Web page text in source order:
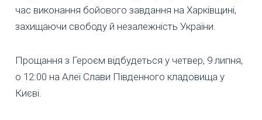
час виконання бойового завдання на Харківщині,
захищаючи свободу й незалежність України.
Прощання з Героєм відбудеться у четвер, 9 липня,
о 12:00 на Алеї Слави Південного кладовища у
Києві.